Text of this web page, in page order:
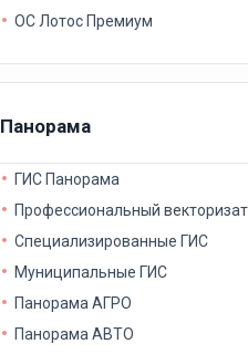
ОС Лотос Премиум
Панорама
ГИС Панорама
Профессиональный
Специализированные ГИС
Муниципальные ГИС
Панорама АГРО
Панорама АВТО